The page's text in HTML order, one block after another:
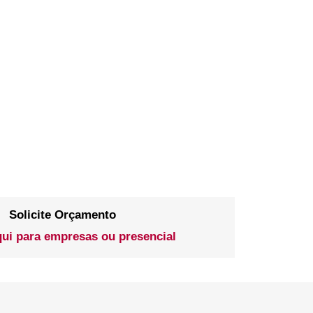
Solicite Orçamento
para empresas ou presencial